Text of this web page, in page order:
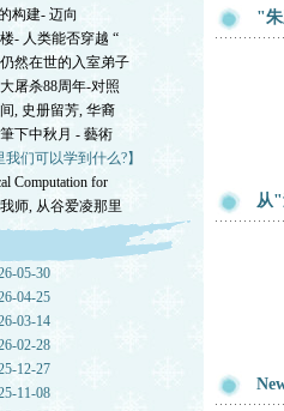
构建- 迈向
- 人类能否穿越 “
然在世的入室弟子
屠杀88周年-对照
, 史册留芳, 华裔
下中秋月 - 藝術
我们可以学到什么?】
Computation for
师, 从谷爱凌那里
05-30
04-25
03-14
02-28
12-27
11-08
"朱
从